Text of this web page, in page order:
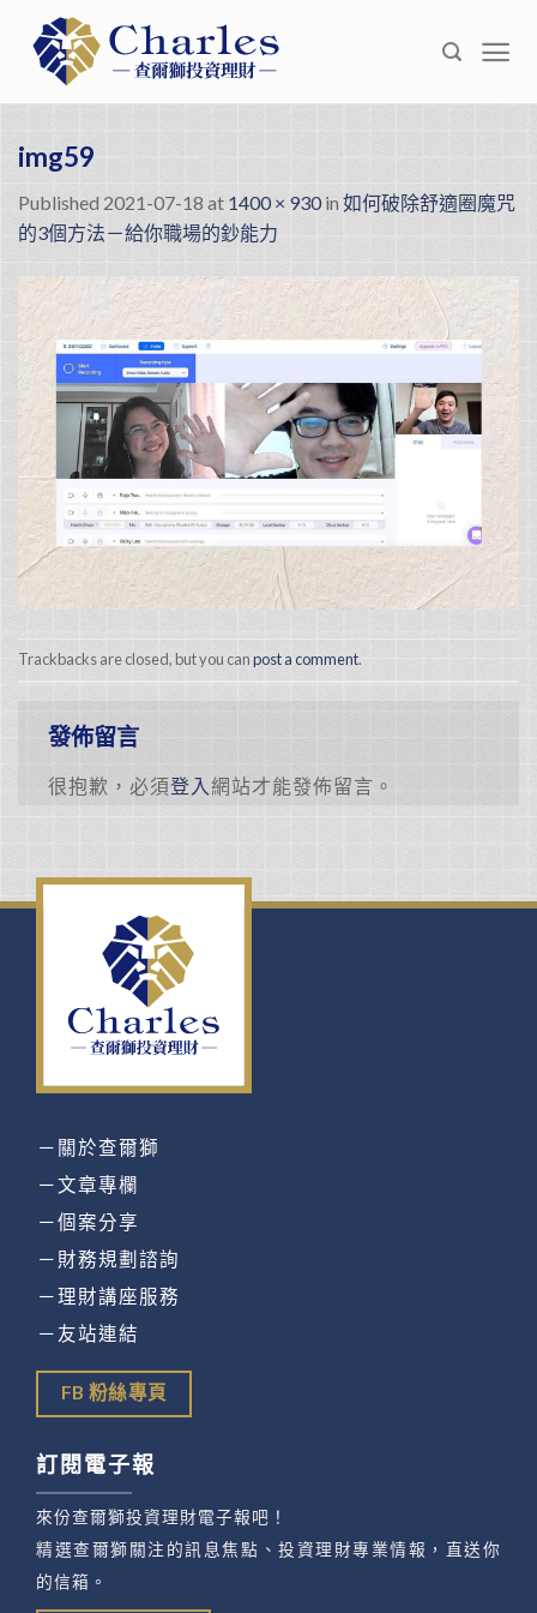
content
img59
Published 2021-07-18 at 1400 × 930in 如何破除舒適圈魔咒
的3個方法－給你職場的鈔能力
Trackbacks are closed, but you canpost a comment.
發佈留言
很抱歉，必須登入 網站才能發佈留言。
－關於查爾獅
－文章專欄
－個案分享
－財務規劃諮詢
－理財講座服務
－友站連結
FB 粉絲專頁
訂閱電子報
來份查爾獅投資理財電子報吧！
精選查爾獅關注的訊息焦點、投資理財專業情報，直送你
的信箱。